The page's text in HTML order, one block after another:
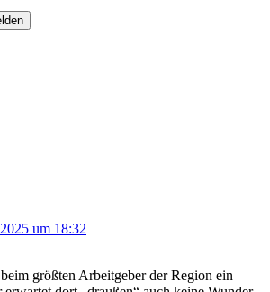
um 18:32
größten Arbeitgeber der Region ein